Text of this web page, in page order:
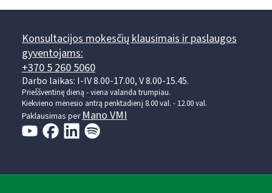
Konsultacijos mokesčių klausimais ir paslaugos
gyventojams:
+370 5 260 5060
Darbo laikas: I-IV 8.00-17.00, V 8.00-15.45.
Prieššventinę dieną - viena valanda trumpiau.
Kiekvieno mėnesio antrą penktadienį 8.00 val. - 12.00 val.
Paklausimas perMano VMI